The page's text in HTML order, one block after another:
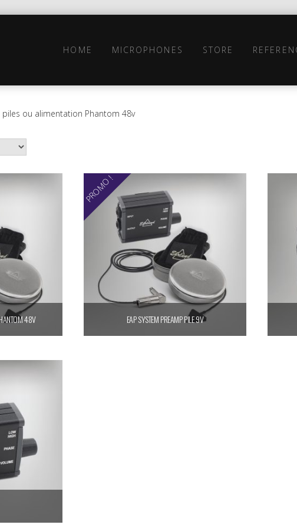
HOME MICROPHONES STORE
ou alimentation Phantom 48v
48V
PROMO !
EAP SYSTEM PREAMP PILE 9V